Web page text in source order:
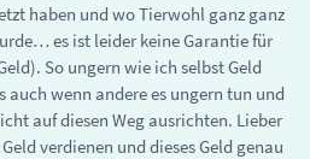
haben und wo Tierwohl ganz ganz
es ist leider keine Garantie für
So ungern wie ich selbst Geld
auch wenn andere es ungern tun und
auf diesen Weg ausrichten. Lieber
verdienen und dieses Geld genau